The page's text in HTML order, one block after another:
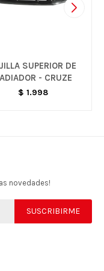
SUPERIOR DE
- CRUZE
$ 1.998
novedades!
SUSCRIBIRME